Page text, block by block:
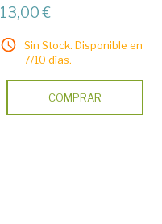
13,00 €
Sin Stock. Disponible en
7/10 días.
COMPRAR